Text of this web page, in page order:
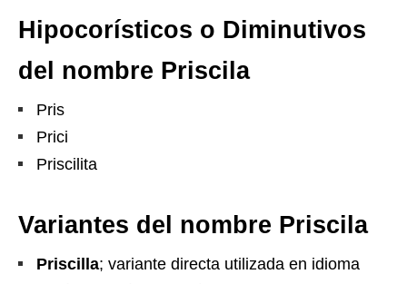
Hipocorísticos o Diminutivos
del nombre Priscila
Pris
Prici
Priscilita
Variantes del nombre Priscila
Priscilla; variante directa utilizada en idioma